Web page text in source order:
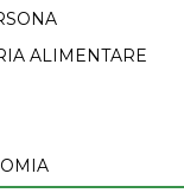
ALIMENTARE